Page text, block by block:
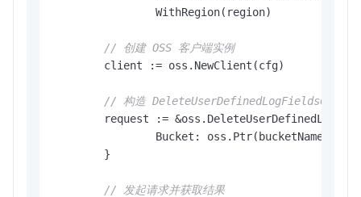
// 创建 OSS 客户端实例
// 构造 DeleteUserDefinedLogFieldsConfig
		Bucket: oss.Ptr(bucketName),
// 发起请求并获取结果